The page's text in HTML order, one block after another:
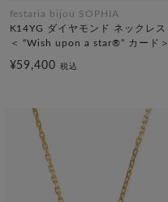
festaria bijou SOPHIA
K14YG ダイヤモンド ネックレス
＜ “Wish upon a star®” カード＞
¥59,400税込